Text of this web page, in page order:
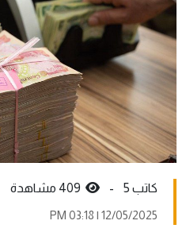
كاتب 5 -
12/05/2025 | 03:18 PM